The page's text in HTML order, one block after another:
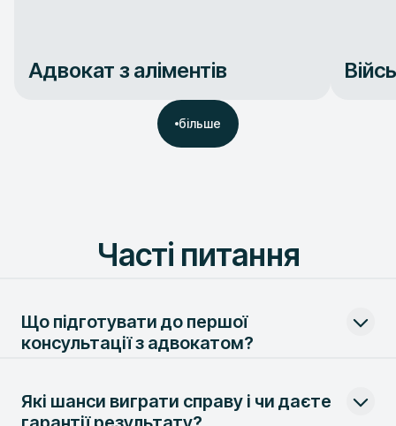
Адвокат з аліментів
більше
Часті питання
Що підготувати до першої
консультації з адвокатом?
протоколи, рішення органів влади чи суду.​ З усім іншим
наші спеціалісти допоможуть та розберуться в процесі.
Які шанси виграти справу і чи даєте